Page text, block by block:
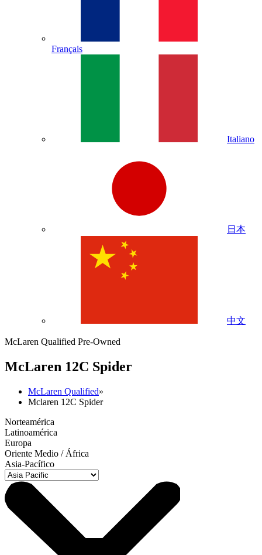
Français
Italiano
日本
中文
McLaren Qualified Pre-Owned
McLaren 12C Spider
McLaren Qualified»
Mclaren 12C Spider
Norteamérica
Latinoamérica
Europa
Oriente Medio / África
Asia-Pacífico